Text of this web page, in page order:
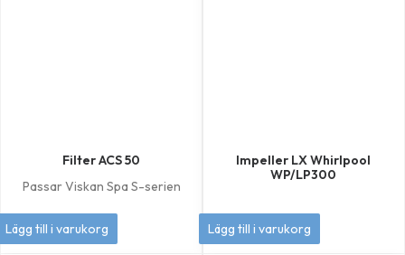
Filter ACS 50
Passar Viskan Spa S-serien
449kr
Lägg till i varukorg
Impeller LX Whirlpool
WP/LP300
349kr
Lägg till i varukorg